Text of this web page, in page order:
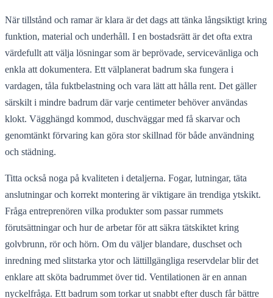
När tillstånd och ramar är klara är det dags att tänka långsiktigt kring
funktion, material och underhåll. I en bostadsrätt är det ofta extra
värdefullt att välja lösningar som är beprövade, servicevänliga och
enkla att dokumentera. Ett välplanerat badrum ska fungera i
vardagen, tåla fuktbelastning och vara lätt att hålla rent. Det gäller
särskilt i mindre badrum där varje centimeter behöver användas
klokt. Vägghängd kommod, duschväggar med få skarvar och
genomtänkt förvaring kan göra stor skillnad för både användning
och städning.
Titta också noga på kvaliteten i detaljerna. Fogar, lutningar, täta
anslutningar och korrekt montering är viktigare än trendiga ytskikt.
Fråga entreprenören vilka produkter som passar rummets
förutsättningar och hur de arbetar för att säkra tätskiktet kring
golvbrunn, rör och hörn. Om du väljer blandare, duschset och
inredning med slitstarka ytor och lättillgängliga reservdelar blir det
enklare att sköta badrummet över tid. Ventilationen är en annan
nyckelfråga. Ett badrum som torkar ut snabbt efter dusch får bättre